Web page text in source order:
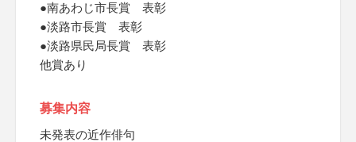
●南あわじ市長賞 表彰
●淡路市長賞 表彰
●淡路県民局長賞 表彰
他賞あり
募集内容
未発表の近作俳句